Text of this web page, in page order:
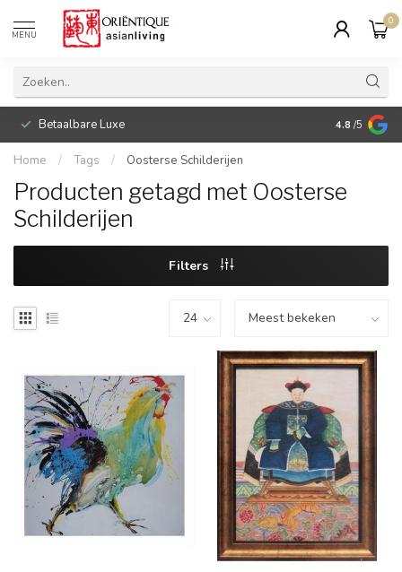
MENU
0
Betaalbare Luxe 4.8 /5
Home / Tags / Oosterse Schilderijen
Producten getagd met Oosterse
Schilderijen
Filters